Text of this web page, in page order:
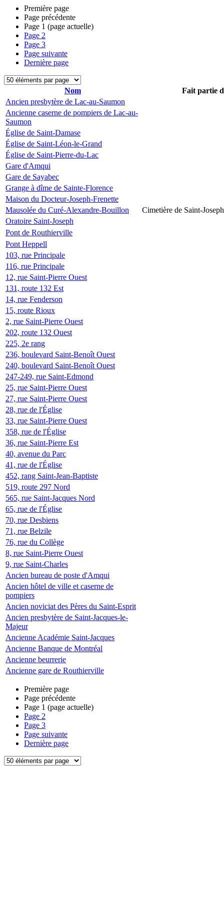
Première page
Page précédente
Page 1 (page actuelle)
Page 2
Page 3
Page suivante
Dernière page
Nom
Fait partie
Ancien presbytère de Lac-au-Saumon
Ancienne caserne de pompiers de Lac-au-
Saumon
Église de Saint-Damase
Église de Saint-Léon-le-Grand
Église de Saint-Pierre-du-Lac
Gare d'Amqui
Gare de Sayabec
Grange à dîme de Sainte-Florence
Maison du Docteur-Joseph-Frenette
Mausolée du Curé-Alexandre-Bouillon
Cimetière de Saint-Joseph
Oratoire Saint-Joseph
Pont de Routhierville
Pont Heppell
103, rue Principale
116, rue Principale
12, rue Saint-Pierre Ouest
131, route 132 Est
14, rue Fenderson
15, route Rioux
2, rue Saint-Pierre Ouest
202, route 132 Ouest
225, 2e rang
236, boulevard Saint-Benoît Ouest
240, boulevard Saint-Benoît Ouest
247-249, rue Saint-Edmond
25, rue Saint-Pierre Ouest
27, rue Saint-Pierre Ouest
28, rue de l'Église
33, rue Saint-Pierre Ouest
358, rue de l'Église
36, rue Saint-Pierre Est
40, avenue du Parc
41, rue de l'Église
452, rang Saint-Jean-Baptiste
519, route 297 Nord
565, rue Saint-Jacques Nord
65, rue de l'Église
70, rue Desbiens
71, rue Belzile
76, rue du Collège
8, rue Saint-Pierre Ouest
9, rue Saint-Charles
Ancien bureau de poste d'Amqui
Ancien hôtel de ville et caserne de
pompiers
Ancien noviciat des Pères du Saint-Esprit
Ancien presbytère de Saint-Jacques-le-
Majeur
Ancienne Académie Saint-Jacques
Ancienne Banque de Montréal
Ancienne beurrerie
Ancienne gare de Routhierville
Première page
Page précédente
Page 1 (page actuelle)
Page 2
Page 3
Page suivante
Dernière page